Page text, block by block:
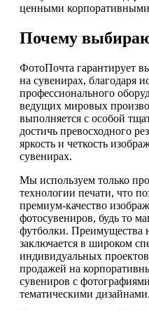
ценными
Почему
ФотоПочта гарантирует
на сувенирах, благодаря
профессионального
ведущих мировых
выполняется с особой
достичь превосходного
яркость и четкость
сувенирах.
Мы используем только
технологии печати, что
премиум-качество
фотосувениров, будь то
футболки. Преимущества
заключается в широком
индивидуальных
продажей на
сувениров с
тематическими дизайнами.